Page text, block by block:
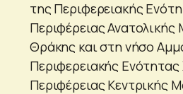
της Περιφερειακής
Περιφέρειας Ανατολικής
Θράκης και στη νήσο
Περιφερειακής Ενότητας
Περιφέρειας Κεντρικής